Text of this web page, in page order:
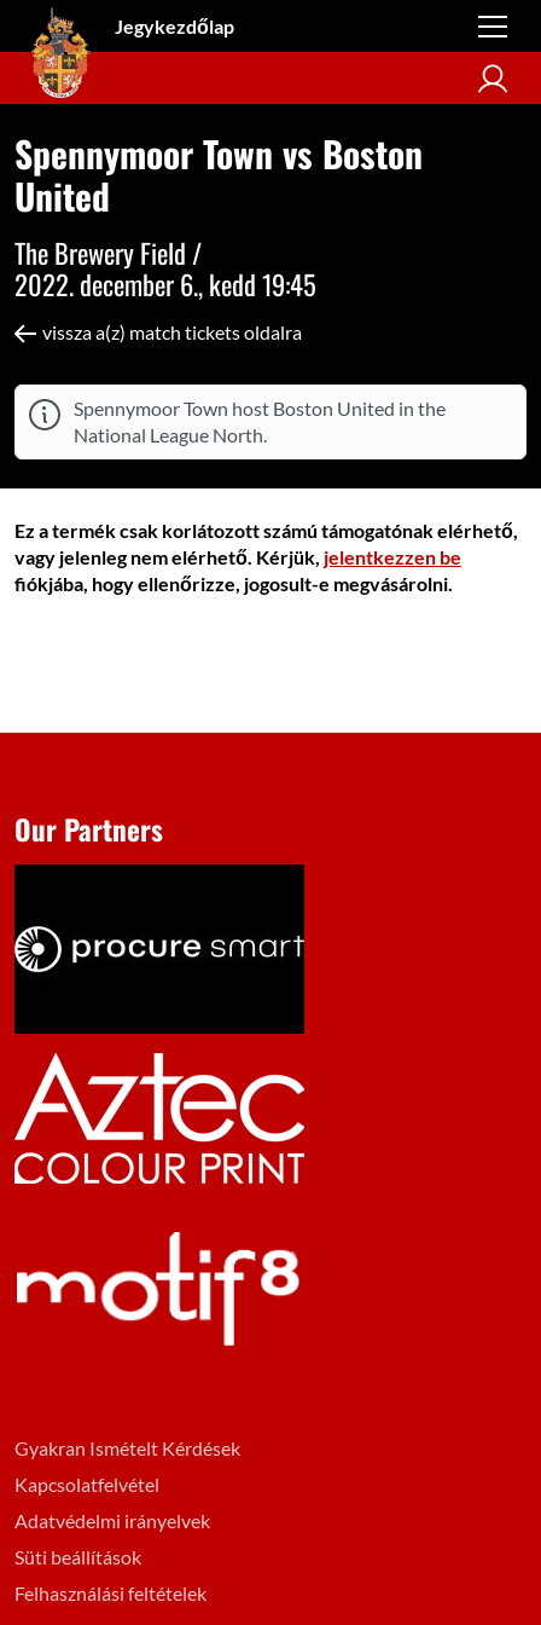
Jegykezdőlap
Spennymoor Town vs Boston
United
The Brewery Field /
2022. december 6., kedd 19:45
vissza a(z) match tickets oldalra
Spennymoor Town host Boston United in the
National League North.
Ez a termék csak korlátozott számú támogatónak elérhető,
vagy jelenleg nem elérhető. Kérjük, jelentkezzen be
fiókjába, hogy ellenőrizze, jogosult-e megvásárolni.
Gyakran Ismételt Kérdések
Kapcsolatfelvétel
Adatvédelmi irányelvek
Süti beállítások
Felhasználási feltételek
Our Partners